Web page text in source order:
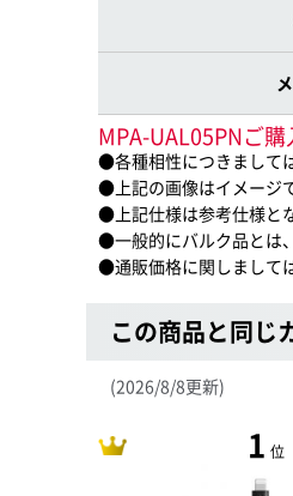
MPA-UAL05PNご
●各種相性につきまして
●上記の画像はイメージ
●上記仕様は参考仕様と
●一般的にバルク品とは
●通販価格に関しまして
この商品と同じ
(2026/8/8更新)
1 位